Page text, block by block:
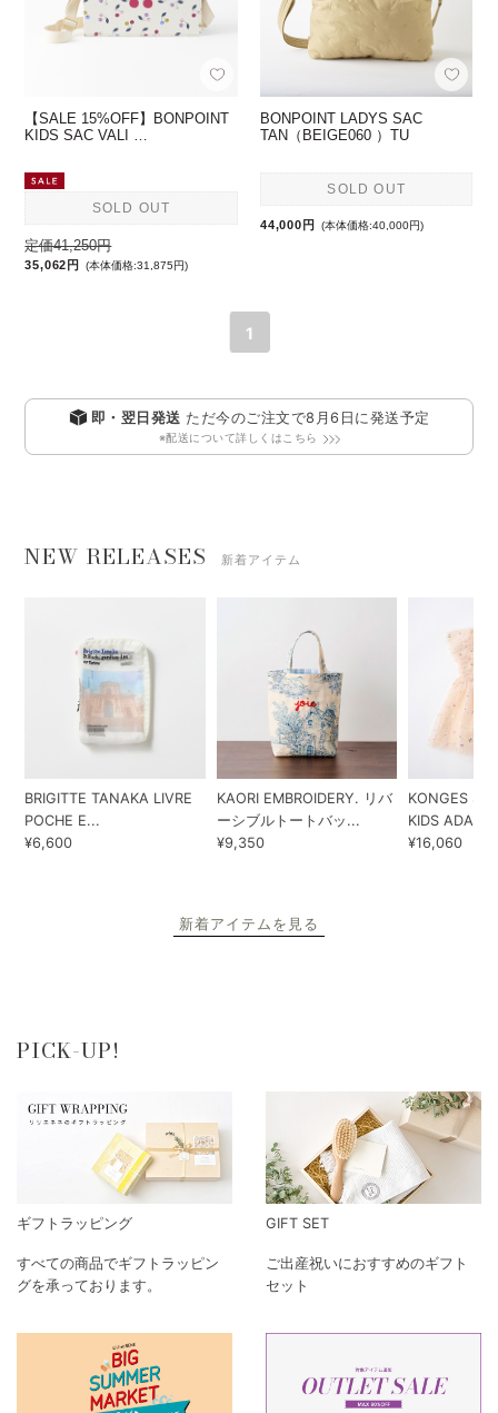
【SALE 15%OFF】BONPOINT
KIDS SAC VALI …
SOLD OUT
定価41,250円
35,062円 (本体価格:31,875円)
BONPOINT LADYS SAC
TAN（BEIGE060 ）TU
SOLD OUT
44,000円 (本体価格:40,000円)
1
即・翌日発送 ただ今のご注文で8月6日 に発送予定
※配送について詳しくはこちら
NEW RELEASES 新着アイテム
BRIGITTE TANAKA LIVRE
POCHE E...
¥6,600
KAORI EMBROIDERY. リバ
ーシブルトートバッ...
¥9,350
KONGES
KIDS ADA...
¥16,060
新着アイテムを見る
PICK-UP!
ギフトラッピング
すべての商品でギフトラッピン
グを承っております。
GIFT SET
ご出産祝いにおすすめのギフト
セット